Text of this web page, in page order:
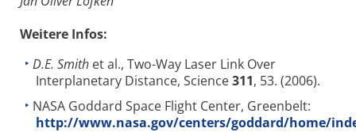
Weitere Infos:
D.E. Smith et al., Two-Way Laser Link Over
Interplanetary Distance, Science311, 53. (2006).
NASA Goddard Space Flight Center, Greenbelt:
http://www.nasa.gov/centers/goddard/home/